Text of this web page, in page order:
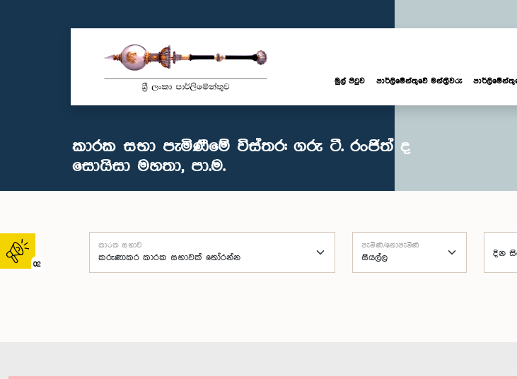
02
මුල් පිටුව පාර්ලි‌මේන්තුවේ මන්ත්‍රීවරු
කාරක සභා පැමිණීමේ විස්තර: ගරු ටී. රංජිත් ද
සොයිසා මහතා, පා.ම.
කාරක සභාව පැමිණි/නොපැමිණි
දින